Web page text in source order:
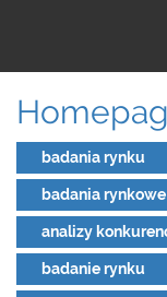
badania rynku
badania rynkowe
analizy
badanie rynku